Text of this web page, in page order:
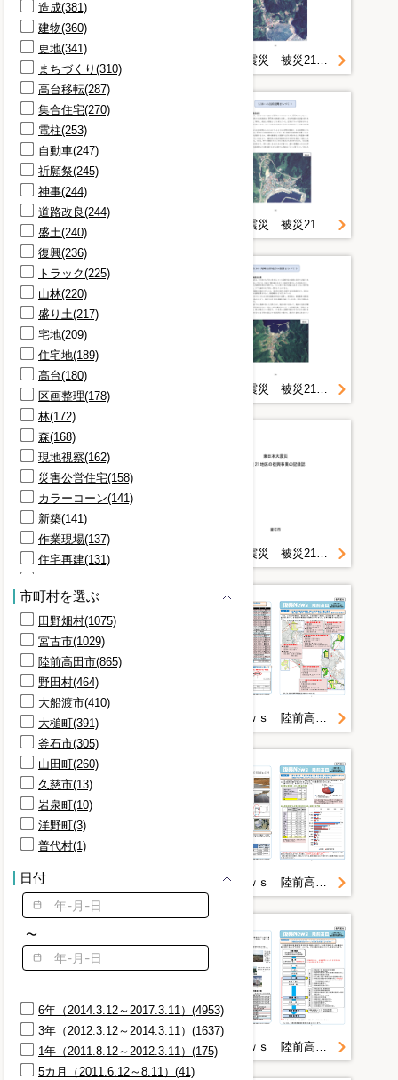
造成(381)
建物(360)
更地(341)
まちづくり(310)
高台移転(287)
集合住宅(270)
電柱(253)
自動車(247)
祈願祭(245)
神事(244)
道路改良(244)
盛土(240)
復興(236)
トラック(225)
山林(220)
盛り土(217)
宅地(209)
住宅地(189)
高台(180)
区画整理(178)
林(172)
森(168)
現地視察(162)
災害公営住宅(158)
カラーコーン(141)
新築(141)
作業現場(137)
住宅再建(131)
駐車場(131)
団地開発(115)
工事車両(106)
砂利(101)
野田村(100)
整備(99)
看板(99)
防潮堤(98)
陸前高田(98)
公営住宅(97)
作業員(96)
側溝(95)
市町村を選ぶ
田野畑村(1075)
宮古市(1029)
陸前高田市(865)
野田村(464)
大船渡市(410)
大槌町(391)
釜石市(305)
山田町(260)
久慈市(13)
岩泉町(10)
洋野町(3)
普代村(1)
日付
〜
6年（2014.3.12～2017.3.11）(4953)
3年（2012.3.12～2014.3.11）(1637)
1年（2011.8.12～2012.3.11）(175)
5カ月（2011.6.12～8.11）(41)
復興Ｎｅｗｓ 陸前高田＜第１５号＞